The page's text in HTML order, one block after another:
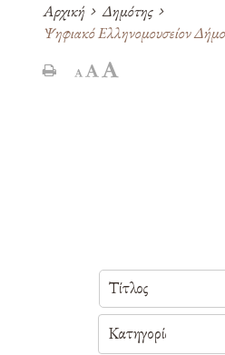
Αρχική
Δημότης
Ψηφιακό Ελληνομουσείον